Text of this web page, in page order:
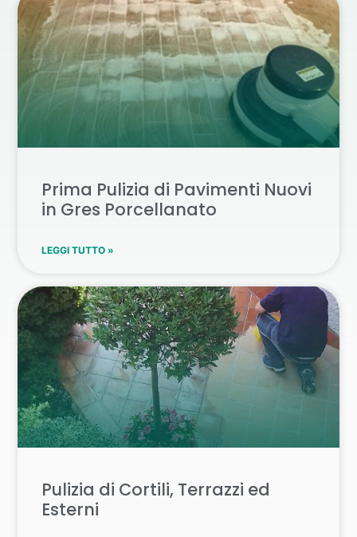
Prima Pulizia di Pavimenti Nuovi
in Gres Porcellanato
LEGGI TUTTO »
Pulizia di Cortili, Terrazzi ed
Esterni